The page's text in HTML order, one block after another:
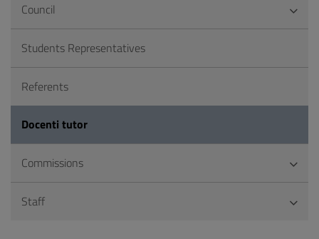
Council
Students Representatives
Referents
Docenti tutor
Commissions
Staff